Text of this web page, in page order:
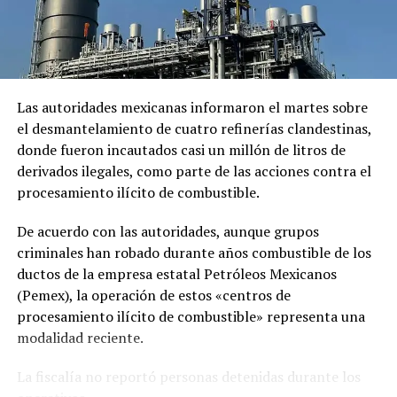
reabastecimiento a estación espacial
Las autoridades mexicanas informaron el martes sobre
el desmantelamiento de cuatro refinerías clandestinas,
donde fueron incautados casi un millón de litros de
derivados ilegales, como parte de las acciones contra el
procesamiento ilícito de combustible.
De acuerdo con las autoridades, aunque grupos
criminales han robado durante años combustible de los
ductos de la empresa estatal Petróleos Mexicanos
(Pemex), la operación de estos «centros de
procesamiento ilícito de combustible» representa una
modalidad reciente.
La fiscalía no reportó personas detenidas durante los